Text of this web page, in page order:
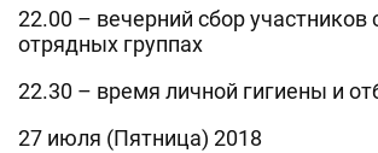
22.00 – вечерний сбор
отрядных группах
22.30 – время личной гигиены и
27 июля (Пятница) 2018